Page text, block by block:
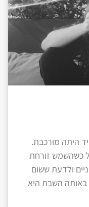
היתה מורכבת.
כשהשמש זורחת
ולדעת ששום
באותה השבת היא